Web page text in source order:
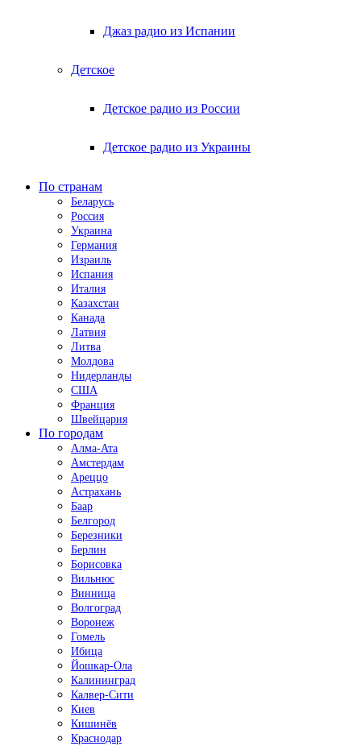
Джаз радио из Испании
Детское
Детское радио из России
Детское радио из Украины
По странам
Беларусь
Россия
Украина
Германия
Израиль
Испания
Италия
Казахстан
Канада
Латвия
Литва
Молдова
Нидерланды
США
Франция
Швейцария
По городам
Алма-Ата
Амстердам
Ареццо
Астрахань
Баар
Белгород
Березники
Берлин
Борисовка
Вильнюс
Винница
Волгоград
Воронеж
Гомель
Ибица
Йошкар-Ола
Калининград
Калвер-Сити
Киев
Кишинёв
Краснодар